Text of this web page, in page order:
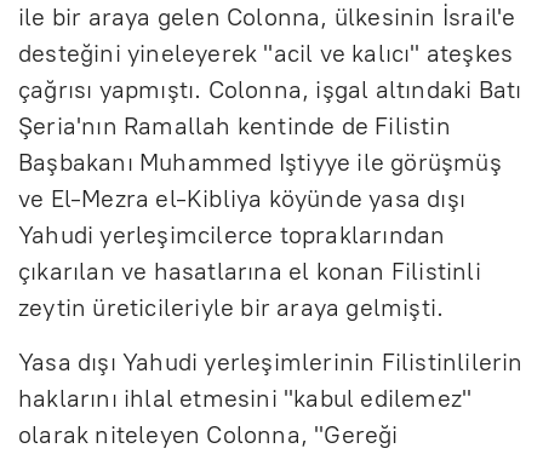
ile bir araya gelen Colonna, ülkesinin İsrail'e
desteğini yineleyerek "acil ve kalıcı" ateşkes
çağrısı yapmıştı. Colonna, işgal altındaki Batı
Şeria'nın Ramallah kentinde de Filistin
Başbakanı Muhammed Iştiyye ile görüşmüş
ve El-Mezra el-Kibliya köyünde yasa dışı
Yahudi yerleşimcilerce topraklarından
çıkarılan ve hasatlarına el konan Filistinli
zeytin üreticileriyle bir araya gelmişti.
Yasa dışı Yahudi yerleşimlerinin Filistinlilerin
haklarını ihlal etmesini "kabul edilemez"
olarak niteleyen Colonna, "Gereği